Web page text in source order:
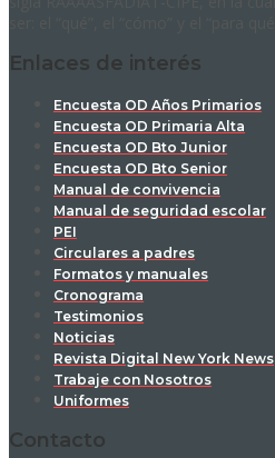
Enlaces de interés
Encuesta OD Años Primarios
Encuesta OD Primaria Alta
Encuesta OD Bto Junior
Encuesta OD Bto Senior
Manual de convivencia
Manual de seguridad escolar
PEI
Circulares a padres
Formatos y manuales
Cronograma
Testimonios
Noticias
Revista Digital New York News
Trabaje con Nosotros
Uniformes
Contacto